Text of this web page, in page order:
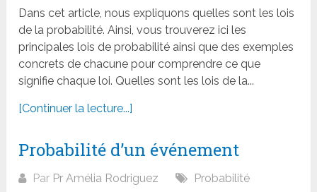
Dans cet article, nous expliquons quelles sont les lois
de la probabilité. Ainsi, vous trouverez ici les
principales lois de probabilité ainsi que des exemples
concrets de chacune pour comprendre ce que
signifie chaque loi. Quelles sont les lois de la...
[Continuer la lecture...]
Probabilité d’un événement
Par Pr Amélia Rodriguez Probabilité